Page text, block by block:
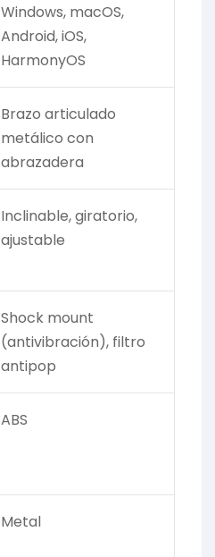
Windows, macOS,
Android, iOS,
HarmonyOS
Brazo articulado
metálico con
abrazadera
Inclinable, giratorio,
ajustable
Shock mount
(antivibración), filtro
antipop
ABS
Metal